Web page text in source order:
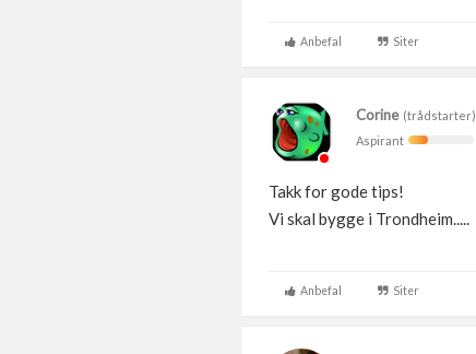
Anbefal Siter
Corine(trådstarter)
Aspirant
Takk for gode tips!
Vi skal bygge i Trondheim.....
Anbefal Siter